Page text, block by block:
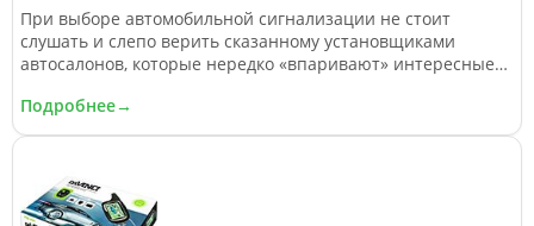
При выборе автомобильной сигнализации не стоит
слушать и слепо верить сказанному установщиками
автосалонов, которые нередко «впаривают» интересные
ограниченный выбор. Вы — хозяин автомобиля, всегда
должны выбирать для себя и имеете законное право
Подробнее→